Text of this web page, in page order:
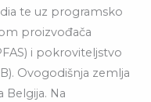
te uz programsko
proizvođača
i pokroviteljstvo
Ovogodišnja zemlja
Belgija. Na